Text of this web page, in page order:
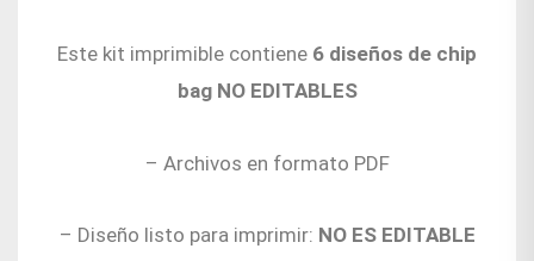
Este kit imprimible contiene 6 diseños de chip
bag NO EDITABLES
– Archivos en formato PDF
– Diseño listo para imprimir: NO ES EDITABLE